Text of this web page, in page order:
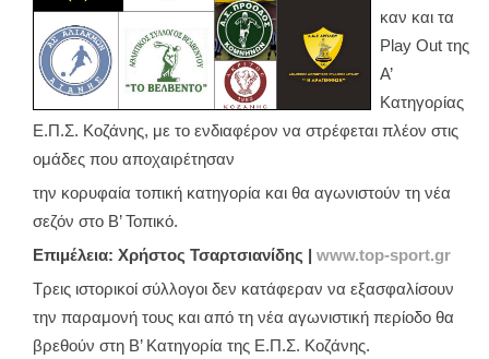
καν και τα
Play Out της
Α’
Κατηγορίας
Ε.Π.Σ. Κοζάνης, με το ενδιαφέρον να στρέφεται πλέον στις
ομάδες που αποχαιρέτησαν
την κορυφαία τοπική κατηγορία και θα αγωνιστούν τη νέα
σεζόν στο Β’ Τοπικό.
Επιμέλεια: Χρήστος Τσαρτσιανίδης | www.top-sport.gr
Τρεις ιστορικοί σύλλογοι δεν κατάφεραν να εξασφαλίσουν
την παραμονή τους και από τη νέα αγωνιστική περίοδο θα
βρεθούν στη Β’ Κατηγορία της Ε.Π.Σ. Κοζάνης.